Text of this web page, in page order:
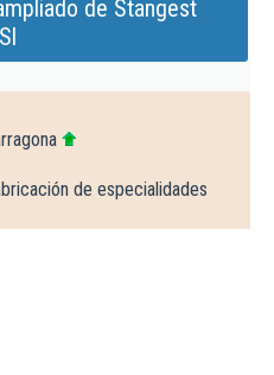
de Stangest
Sl
de especialidades